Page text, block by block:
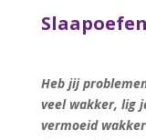
Heb jij
veel wakker, lig
vermoeid